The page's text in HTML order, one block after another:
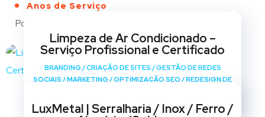
Anos de Serviço
Portfólio
Limpeza de Ar Condicionado –
Serviço Profissional e Certificado
BRANDING /CRIAÇÃO DE SITES /GESTÃO DE REDES
SOCIAIS /MARKETING /OPTIMIZAÇÃO SEO /REDESIGN DE
LuxMetal | Serralharia / Inox / Ferro /